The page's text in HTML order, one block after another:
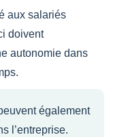
aux salariés
doivent
autonomie dans
également
l’entreprise.